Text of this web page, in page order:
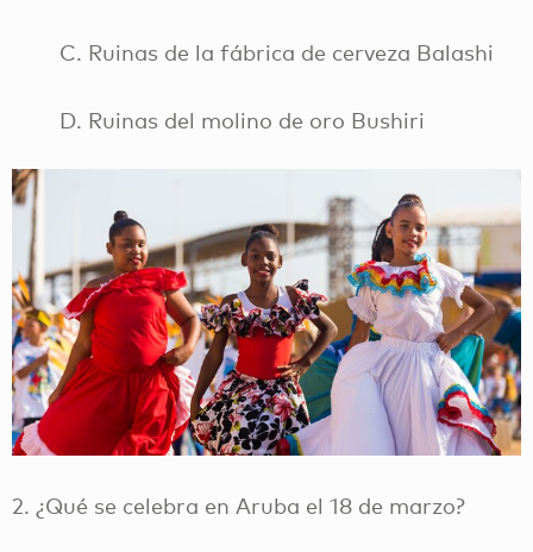
C. Ruinas de la fábrica de cerveza Balashi
D. Ruinas del molino de oro Bushiri
2. ¿Qué se celebra en Aruba el 18 de marzo?